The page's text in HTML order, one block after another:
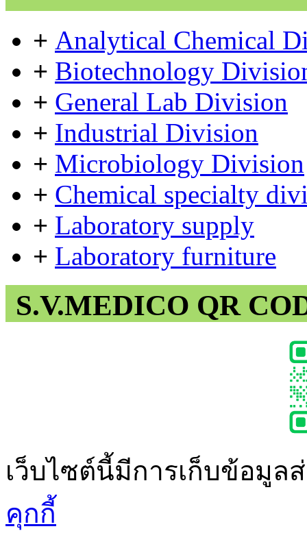
+ Analytical Chemical
+ Biotechnology
+ General Lab Division
+ Industrial Division
+ Microbiology Division
+ Chemical specialty
+ Laboratory supply
+ Laboratory furniture
S.V.MEDICO QR
เว็บไซต์นี้มีการเก็บข้อมู
คุกกี้